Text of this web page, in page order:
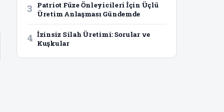
3
Patriot Füze Önleyicileri İçin Üçlü
Üretim Anlaşması Gündemde
4 İzinsiz Silah Üretimi: Sorular ve
Kuşkular